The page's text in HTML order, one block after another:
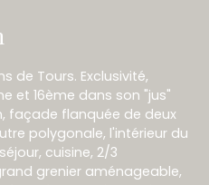
de Tours. Exclusivité,
et 16ème dans son "jus"
façade flanquée de deux
polygonale, l'intérieur du
cuisine, 2/3
grenier aménageable,